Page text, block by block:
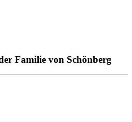
Familie von Schönberg